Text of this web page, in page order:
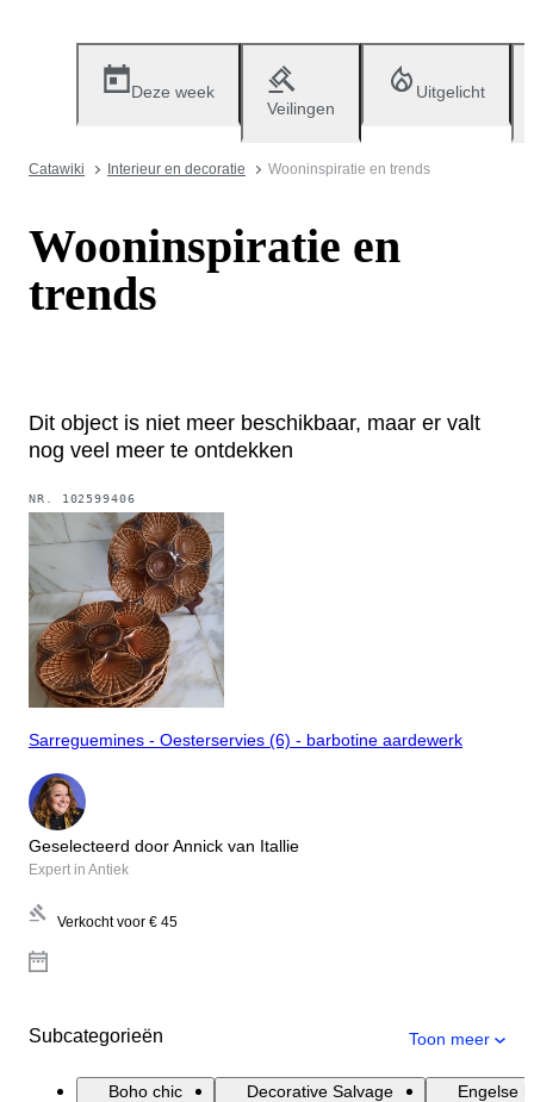
Deze week
Veilingen
Uitgelicht
Catawiki Interieur en decoratie Wooninspiratie en trends
Wooninspiratie en
trends
Dit object is niet meer beschikbaar, maar er valt
nog veel meer te ontdekken
NR. 102599406
Sarreguemines - Oesterservies (6) - barbotine aardewerk
Geselecteerd door Annick van Itallie
Expert in Antiek
Verkocht voor € 45
Subcategorieën Toon meer
Boho chic Decorative Salvage Engelse